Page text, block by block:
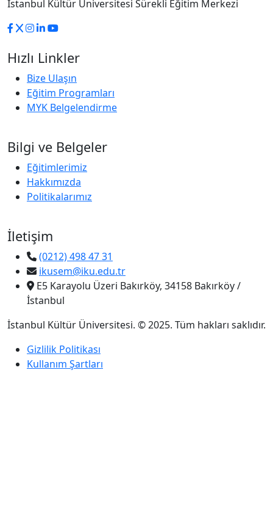
İstanbul Kültür Üniversitesi Sürekli Eğitim Merkezi
Hızlı Linkler
Bize Ulaşın
Eğitim Programları
MYK Belgelendirme
Bilgi ve Belgeler
Eğitimlerimiz
Hakkımızda
Politikalarımız
İletişim
(0212) 498 47 31
ikusem@iku.edu.tr
E5 Karayolu Üzeri Bakırköy, 34158 Bakırköy /
İstanbul
İstanbul Kültür Üniversitesi. © 2025. Tüm hakları saklıdır.
Gizlilik Politikası
Kullanım Şartları